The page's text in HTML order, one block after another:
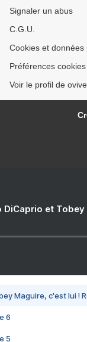
Signaler un abus
C.G.U.
Cookies et données
Préférences cookies
Voir le profil de
DiCaprio et
Maguire, c'est lui !
6
5